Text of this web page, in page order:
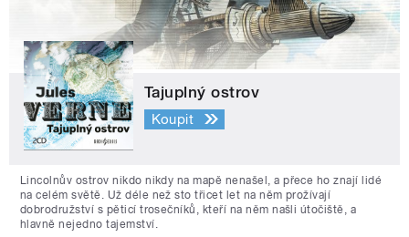
Tajuplný ostrov
Koupit
Lincolnův ostrov nikdo nikdy na mapě nenašel, a přece ho znají lidé
na celém světě. Už déle než sto třicet let na něm prožívají
dobrodružství s pěticí trosečníků, kteří na něm našli útočiště, a
hlavně nejedno tajemství.